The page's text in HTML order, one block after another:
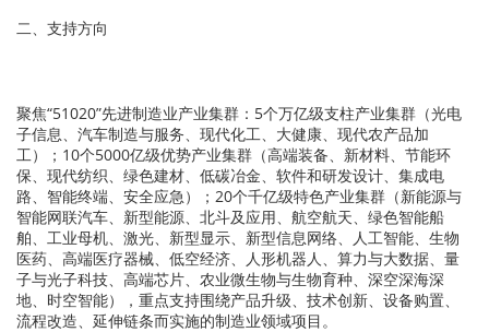
二、支持方向
聚焦“51020”先进制造业产业集群：5个万亿级支柱产业集群（光电
子信息、汽车制造与服务、现代化工、大健康、现代农产品加
工）；10个5000亿级优势产业集群（高端装备、新材料、节能环
保、现代纺织、绿色建材、低碳冶金、软件和研发设计、集成电
路、智能终端、安全应急）；20个千亿级特色产业集群（新能源与
智能网联汽车、新型能源、北斗及应用、航空航天、绿色智能船
舶、工业母机、激光、新型显示、新型信息网络、人工智能、生物
医药、高端医疗器械、低空经济、人形机器人、算力与大数据、量
子与光子科技、高端芯片、农业微生物与生物育种、深空深海深
地、时空智能），重点支持围绕产品升级、技术创新、设备购置、
流程改造、延伸链条而实施的制造业领域项目。